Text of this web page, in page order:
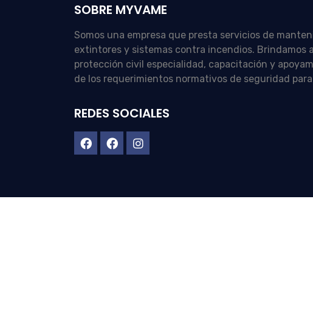
SOBRE MYVAME
Somos una empresa que presta servicios de
extintores y sistemas contra incendios. Brindamos
protección civil especialidad, capacitación y
de los requerimientos normativos de seguridad
REDES SOCIALES